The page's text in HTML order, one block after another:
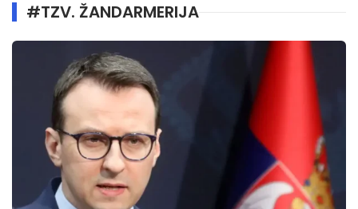
#TZV. ŽANDARMERIJA